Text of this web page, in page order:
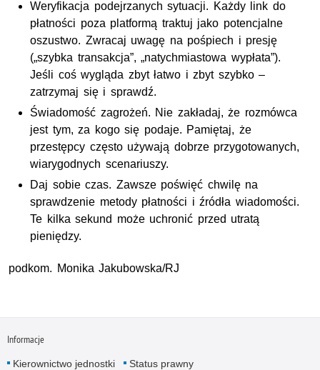
Weryfikacja podejrzanych sytuacji. Każdy link do
płatności poza platformą traktuj jako potencjalne
oszustwo. Zwracaj uwagę na pośpiech i presję
(„szybka transakcja”, „natychmiastowa wypłata”).
Jeśli coś wygląda zbyt łatwo i zbyt szybko –
zatrzymaj się i sprawdź.
Świadomość zagrożeń. Nie zakładaj, że rozmówca
jest tym, za kogo się podaje. Pamiętaj, że
przestępcy często używają dobrze przygotowanych,
wiarygodnych scenariuszy.
Daj sobie czas. Zawsze poświęć chwilę na
sprawdzenie metody płatności i źródła wiadomości.
Te kilka sekund może uchronić przed utratą
pieniędzy.
podkom. Monika Jakubowska/RJ
Informacje
Kierownictwo jednostki
Status prawny